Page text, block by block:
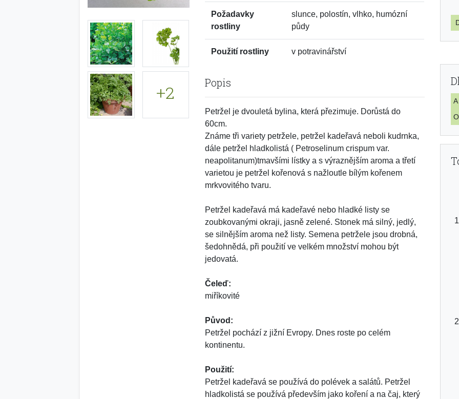
+2
Požadavky
rostliny
slunce, polostín, vlhko, humózní
půdy
Použití rostliny v potravinářství
Popis
Petržel je dvouletá bylina, která přezimuje. Dorůstá do
60cm.
Známe tři variety petržele, petržel kadeřavá neboli kudrnka,
dále petržel hladkolistá ( Petroselinum crispum var.
neapolitanum)tmavšími lístky a s výraznějším aroma a třetí
varietou je petržel kořenová s nažloutle bílým kořenem
mrkvovitého tvaru.
Petržel kadeřavá má kadeřavé nebo hladké listy se
zoubkovanými okraji, jasně zelené. Stonek má silný, jedlý,
se silnějším aroma než listy. Semena petržele jsou drobná,
šedohnědá, při použití ve velkém množství mohou být
jedovatá.
Čeleď:
miříkovité
Původ:
Petržel pochází z jižní Evropy. Dnes roste po celém
kontinentu.
Použití:
Petržel kadeřavá se používá do polévek a salátů. Petržel
hladkolistá se používá především jako koření a na čaj, který
A
O